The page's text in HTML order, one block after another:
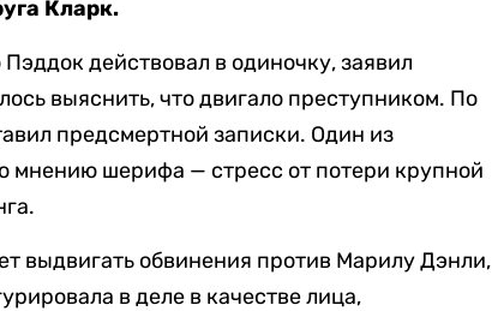
Кларк.
действовал в одиночку, заявил
выяснить, что двигало преступником. По
предсмертной записки. Один из
мнению шерифа — стресс от потери крупной
выдвигать обвинения против Марилу Дэнли,
в деле в качестве лица,